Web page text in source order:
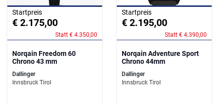
Startpreis
€ 2.175,00
Statt € 4.350,00
Norqain Freedom 60
Chrono 43 mm
Dallinger
Innsbruck Tirol
Startpreis
€ 2.195,00
Statt € 4.390,00
Norqain Adventure Sport
Chrono 44mm
Dallinger
Innsbruck Tirol